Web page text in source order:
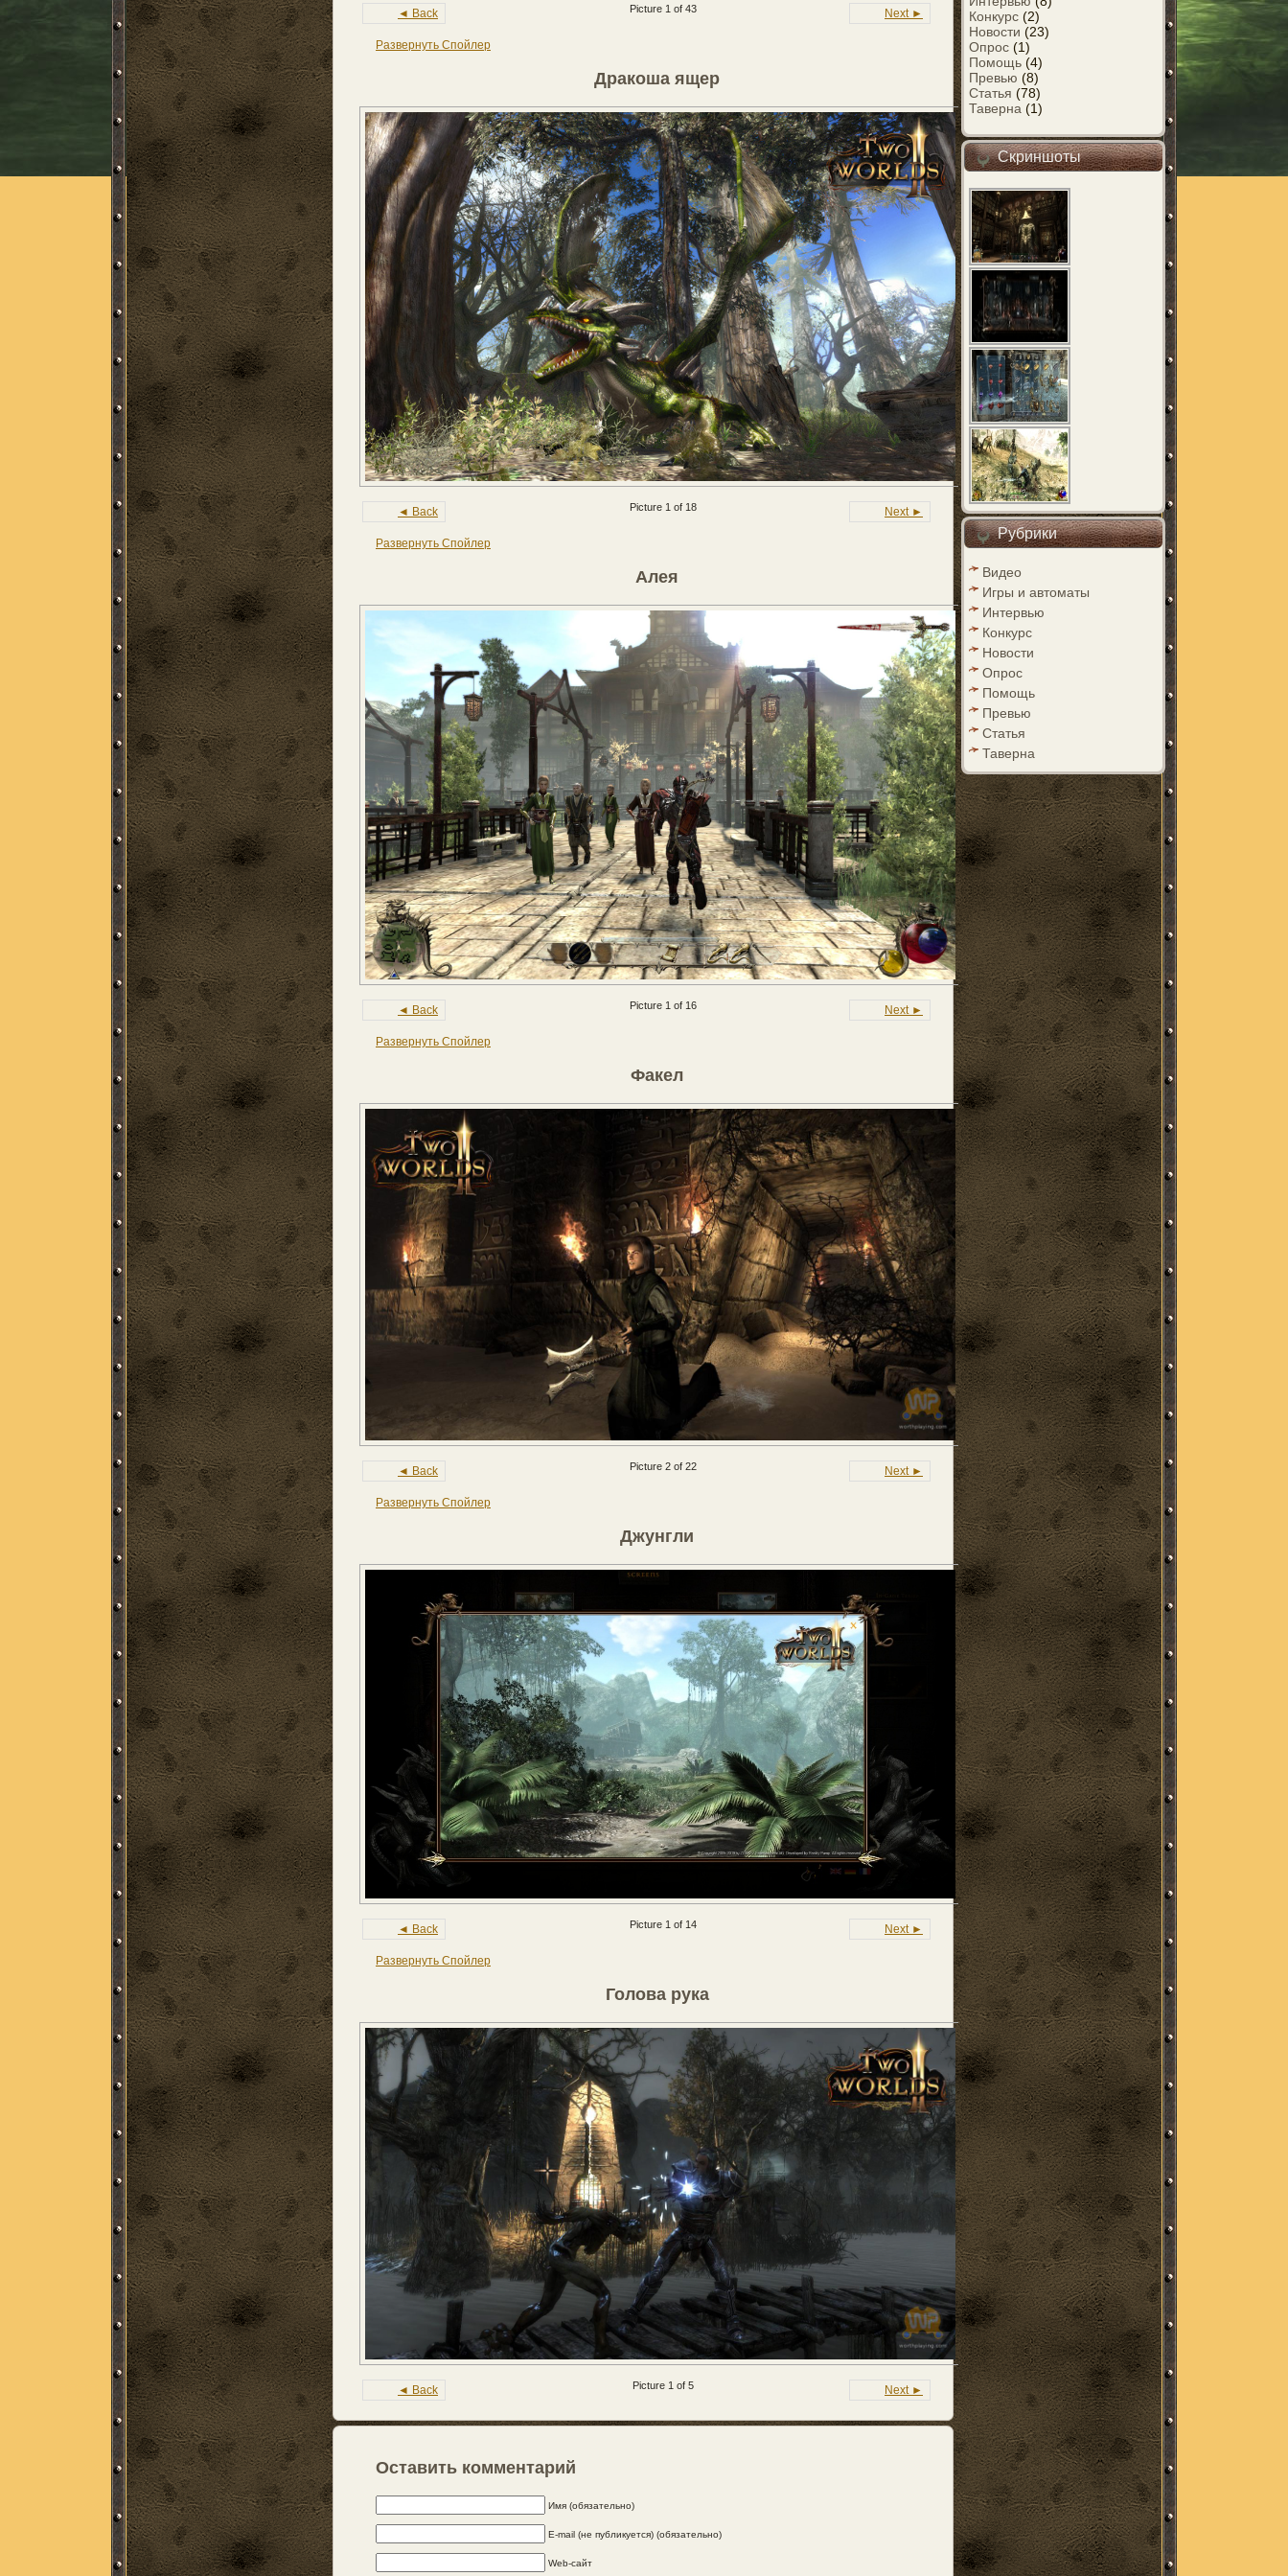
◄ Back Next ►
Picture 1 of 43
Развернуть Спойлер
Дракоша ящер
◄ Back Next ►
Picture 1 of 18
Развернуть Спойлер
Алея
◄ Back Next ►
Picture 1 of 16
Развернуть Спойлер
Факел
◄ Back Next ►
Picture 2 of 22
Развернуть Спойлер
Джунгли
◄ Back Next ►
Picture 1 of 14
Развернуть Спойлер
Голова рука
◄ Back Next ►
Picture 1 of 5
Оставить комментарий
Имя (обязательно)
E-mail (не публикуется) (обязательно)
Web-сайт
Конкурс (2)
Новости (23)
Опрос (1)
Помощь (4)
Превью (8)
Статья (78)
Таверна (1)
Скриншоты
Рубрики
Видео
Игры и автоматы
Интервью
Конкурс
Новости
Опрос
Помощь
Превью
Статья
Таверна